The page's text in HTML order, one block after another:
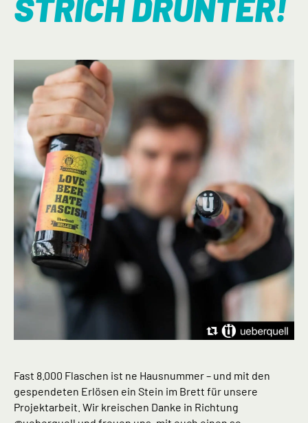
STRICH DRUNTER!
Fast 8.000 Flaschen ist ne Hausnummer – und mit den
gespendeten Erlösen ein Stein im Brett für unsere
Projektarbeit. Wir kreischen Danke in Richtung